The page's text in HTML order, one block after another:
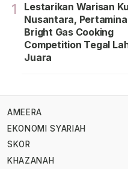
1
Lestarikan Warisan
Nusantara, Pertamina
Bright Gas Cooking
Competition Tegal
Juara
AMEERA
EKONOMI SYARIAH
SKOR
KHAZANAH